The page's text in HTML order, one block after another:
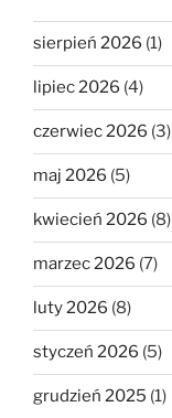
sierpień 2026 (1)
lipiec 2026 (4)
czerwiec 2026 (3)
maj 2026 (5)
kwiecień 2026 (8)
marzec 2026 (7)
luty 2026 (8)
styczeń 2026 (5)
grudzień 2025 (1)